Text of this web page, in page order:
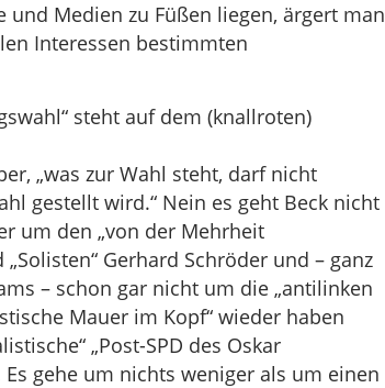
Medien zu Füßen liegen, ärgert man
Interessen bestimmten
steht auf dem (knallroten)
„was zur Wahl steht, darf nicht
gestellt wird.“ Nein es geht Beck nicht
um den „von der Mehrheit
Gerhard Schröder und – ganz
– schon gar nicht um die „antilinken
Mauer im Kopf“ wieder haben
„Post-SPD des Oskar
gehe um nichts weniger als um einen